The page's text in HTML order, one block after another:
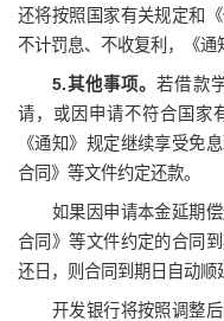
还将按照国家有关规定和
不计罚息、不收复利，《通
5.其他事项。若借款
请，或因申请不符合国家
《通知》规定继续享受免
合同》等文件约定还款。
如果因申请本金延期
合同》等文件约定的合同
还日，则合同到期日自动顺
开发银行将按照调整